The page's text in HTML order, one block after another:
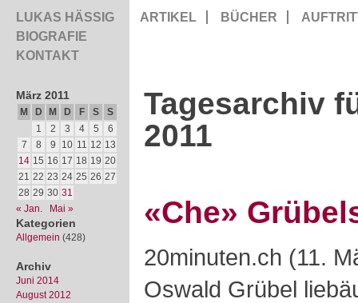
LUKAS HÄSSIG
BIOGRAFIE
KONTAKT
ARTIKEL BÜCHER
März 2011
M D M D F S
S
1
2 3 4 5
6
7
8 9 10 11 12 13
14 15 16 17 18 19 20
21 22 23 24 25 26 27
28 29 30 31
« Jan.
Mai »
Kategorien
Allgemein (428)
Archiv
Juni 2014
August 2012
Tagesarchiv
2011
«Che»
20minuten.ch (11.
Oswald Grübel